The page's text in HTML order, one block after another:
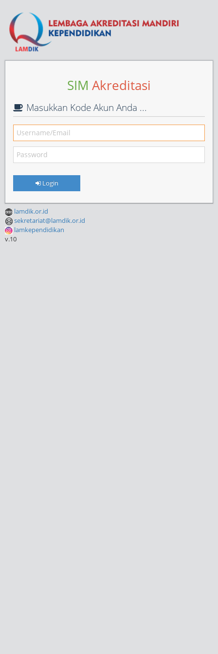
SIM Akreditasi
Masukkan Kode Akun Anda ...
Login
lamdik.or.id
sekretariat@lamdik.or.id
lamkependidikan
v.10